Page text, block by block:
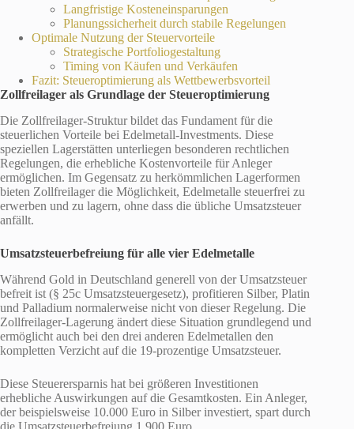
Langfristige Kosteneinsparungen
Planungssicherheit durch stabile Regelungen
Optimale Nutzung der Steuervorteile
Strategische Portfoliogestaltung
Timing von Käufen und Verkäufen
Fazit: Steueroptimierung als Wettbewerbsvorteil
Zollfreilager als Grundlage der Steueroptimierung
Die Zollfreilager-Struktur bildet das Fundament für die
steuerlichen Vorteile bei Edelmetall-Investments. Diese
speziellen Lagerstätten unterliegen besonderen rechtlichen
Regelungen, die erhebliche Kostenvorteile für Anleger
ermöglichen. Im Gegensatz zu herkömmlichen Lagerformen
bieten Zollfreilager die Möglichkeit, Edelmetalle steuerfrei zu
erwerben und zu lagern, ohne dass die übliche Umsatzsteuer
anfällt.
Umsatzsteuerbefreiung für alle vier Edelmetalle
Während Gold in Deutschland generell von der Umsatzsteuer
befreit ist (§ 25c Umsatzsteuergesetz), profitieren Silber, Platin
und Palladium normalerweise nicht von dieser Regelung. Die
Zollfreilager-Lagerung ändert diese Situation grundlegend und
ermöglicht auch bei den drei anderen Edelmetallen den
kompletten Verzicht auf die 19-prozentige Umsatzsteuer.
Diese Steuerersparnis hat bei größeren Investitionen
erhebliche Auswirkungen auf die Gesamtkosten. Ein Anleger,
der beispielsweise 10.000 Euro in Silber investiert, spart durch
die Umsatzsteuerbefreiung 1.900 Euro.